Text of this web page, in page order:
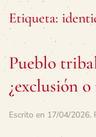
Etiqueta:
Pueblo
¿exclusión
Escrito en 17/04/2026.